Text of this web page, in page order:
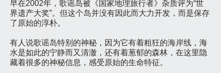
早在2002年，歌谣岛被《国家地理旅行者》杂质评为“世
界遗产大奖”。但这个岛并没有因此而大力开发，而是保存
了原始的淳朴。
有人说歌谣岛特别的神秘，因为它有着粗狂的海岸线，海
水是如此的宁静而又清澈，还有着葱郁的森林，在这里隐
藏着很多的神秘信息，感受原始的生命特征。